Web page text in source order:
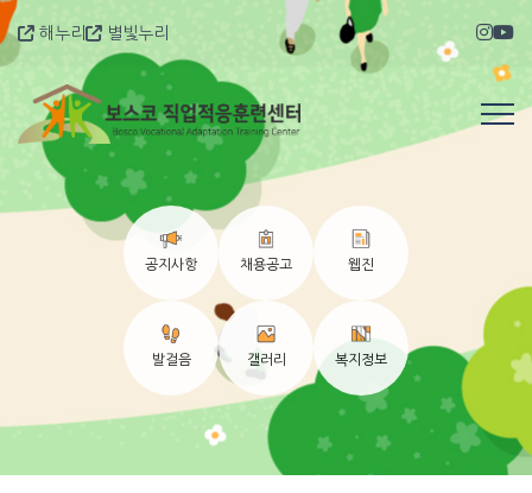
해누리 별빛누리
공지사항 채용공고 웹진
발걸음 갤러리 복지정보